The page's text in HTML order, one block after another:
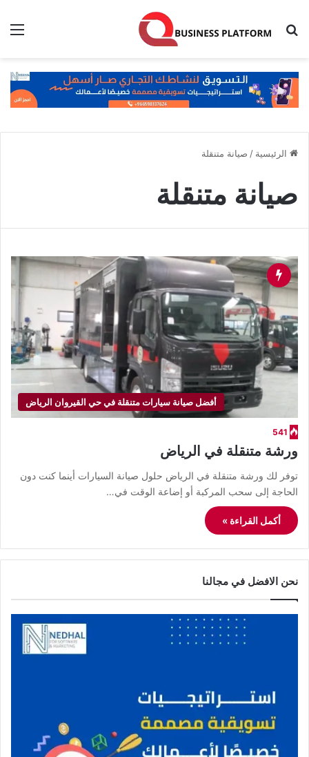
بحث عن
الرئيسية / صيانة متنقلة
صيانة متنقلة
أفضل صيانة سيارات متنقلة في حي القيروان الرياض
541
ورشة متنقلة في الرياض
توفر لك ورشة متنقلة في الرياض حلول صيانة السيارات أينما كنت دون
الحاجة إلى سحب المركبة أو إضاعة الوقت في…
أكمل القراءة »
نحن الافضل في مجالنا